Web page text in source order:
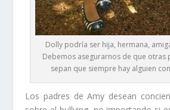
Dolly podría ser hija, hermana,
Debemos asegurarnos de que otras
sepan que siempre hay alguien
Los padres de Amy desean